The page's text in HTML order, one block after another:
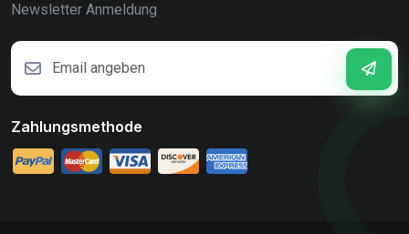
Newsletter Anmeldung
Zahlungsmethode